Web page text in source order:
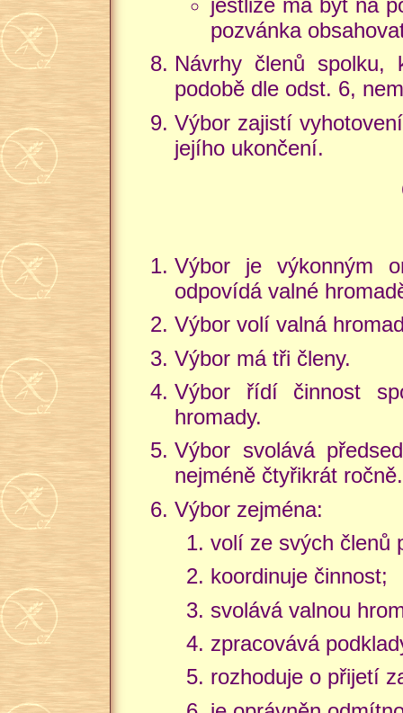
jestliže má být na
pozvánka
Návrhy členů spolku,
podobě dle odst. 6,
Výbor zajistí
jejího ukončení.
Výbor je výkonným
odpovídá valné
Výbor volí valná
Výbor má tři členy.
Výbor řídí činnost
hromady.
Výbor svolává
nejméně čtyřikrát ročně.
Výbor zejména:
volí ze svých členů
koordinuje činnost;
svolává valnou
zpracovává
rozhoduje o přijetí